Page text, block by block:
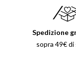
Spedizione
sopra 49€ di